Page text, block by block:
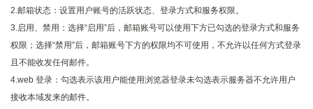
2.邮箱状态：设置用户账号的活跃状态、登录方式和服务权限。
3.启用、禁用：选择“启用”后，邮箱账号可以使用下方已勾选的登录方式和服务
权限；选择“禁用”后，邮箱账号下方的权限均不可使用，不允许以任何方式登录
且不能收发任何邮件。
4.web 登录：勾选表示该用户能使用浏览器登录未勾选表示服务器不允许用户
接收本域发来的邮件。